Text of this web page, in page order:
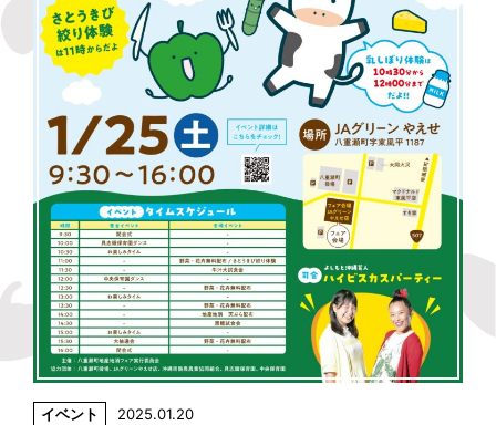
イベント 2025.01.20